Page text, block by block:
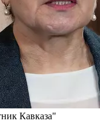
Кавказа"